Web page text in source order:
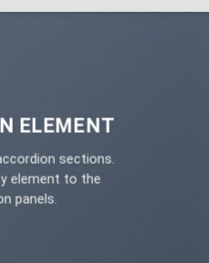
ELEMENT
sections.
element to the
panels.